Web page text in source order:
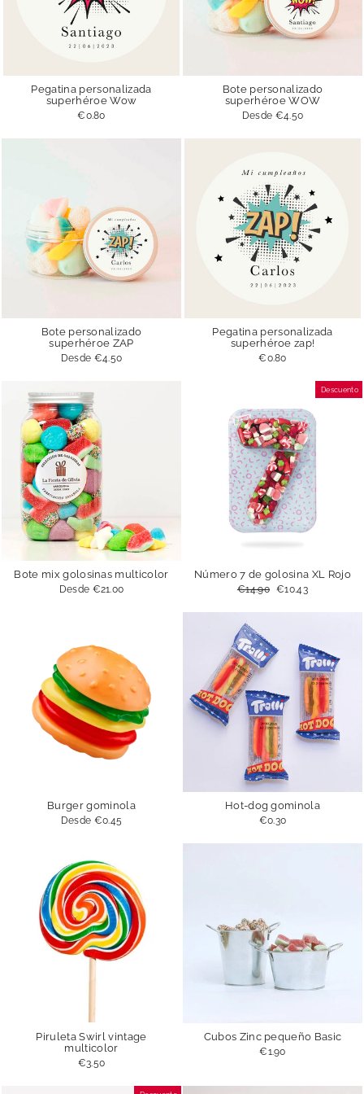
Pegatina personalizada
superhéroe Wow
€0.80
Bote personalizado
superhéroe WOW
Desde €4.50
Bote personalizado
superhéroe ZAP
Desde €4.50
Pegatina personalizada
superhéroe zap!
€0.80
Bote mix golosinas multicolor
Desde €21.00
Descuento
Número 7 de golosina XL Rojo
Precio
€14.90 Precio
€10.43
Burger gominola
Desde €0.45
Hot-dog gominola
€0.30
Piruleta Swirl vintage
multicolor
€3.50
Cubos Zinc pequeño Basic
€1.90